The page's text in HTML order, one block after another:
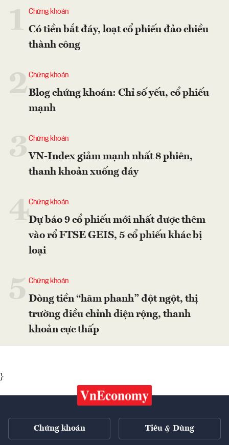
Chứng khoán
Có tiền bắt đáy, loạt cổ phiếu đảo chiều
thành công
2Chứng khoán
Blog chứng khoán: Chỉ số yếu, cổ phiếu
mạnh
Chứng khoán
VN-Index giảm mạnh nhất 8 phiên,
thanh khoản xuống đáy
4Chứng khoán
Dự báo 9 cổ phiếu mới nhất được thêm
vào rổ FTSE GEIS, 5 cổ phiếu khác bị
loại
Chứng khoán
Dòng tiền “hãm phanh” đột ngột, thị
trường điều chỉnh diện rộng, thanh
khoản cực thấp
}
Chứng khoán Tiêu & Dùng